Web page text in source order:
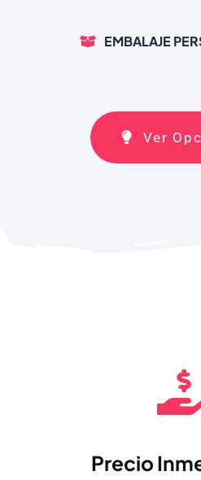
EMBALAJE
Ver
Precio